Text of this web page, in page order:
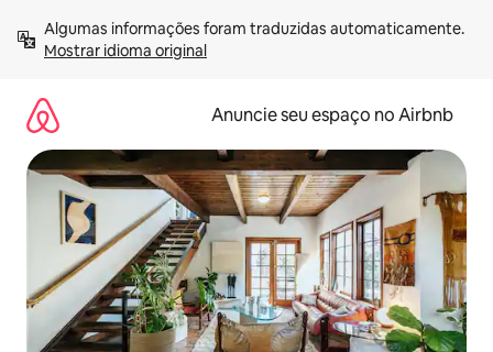
para
Mostrar idioma original
Anuncie seu espaço no Airbnb